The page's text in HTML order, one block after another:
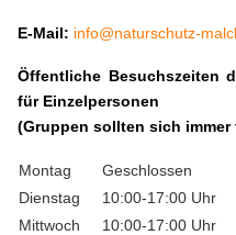
E-Mail: info@naturschutz-
Öffentliche Besuchszeiten
für Einzelpersonen
(Gruppen sollten sich
Montag
Geschlossen
Dienstag
10:00-17:00 Uhr
Mittwoch
10:00-17:00 Uhr